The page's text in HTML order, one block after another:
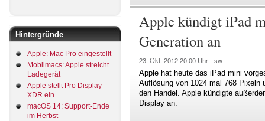
Hintergründe
Apple: Mac Pro eingestellt
Mobilmacs: Apple streicht
Ladegerät
Apple stellt Pro Display
XDR ein
macOS 14: Support-Ende
im Herbst
Apple kündigt iPad
Generation an
23. Okt. 201220:00 Uhr - sw
Apple hat heute das iPad mini
Auflösung von 1024 mal 768 Pixeln
den Handel. Apple kündigte
Display an.